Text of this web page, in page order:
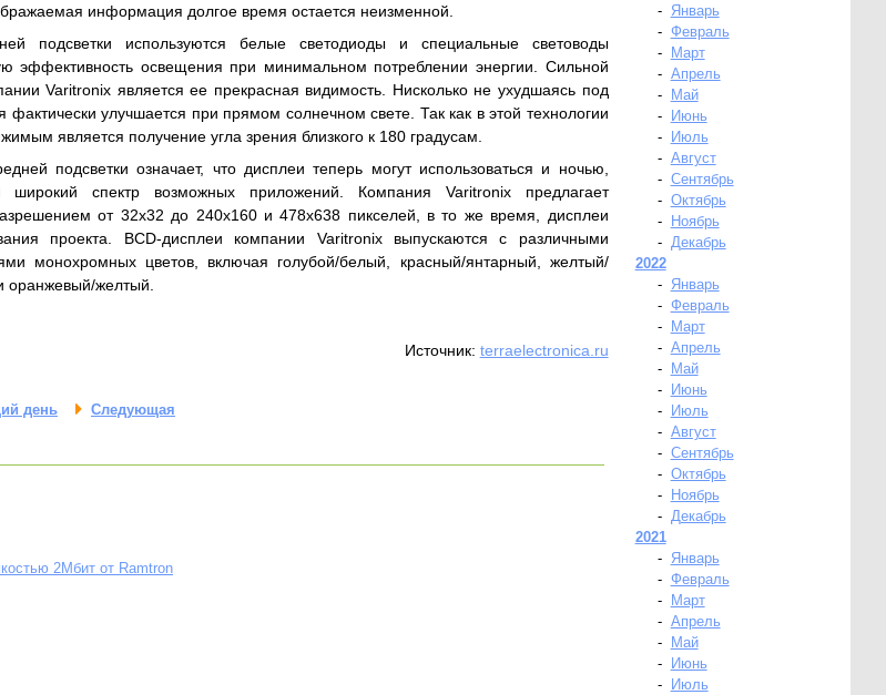
информация долгое время остается неизменной.
подсветки используются белые светодиоды и специальные световоды
эффективность освещения при минимальном потреблении энергии. Сильной
Varitronix является ее прекрасная видимость. Нисколько не ухудшаясь под
фактически улучшается при прямом солнечном свете. Так как в этой технологии
является получение угла зрения близкого к 180 градусам.
подсветки означает, что дисплеи теперь могут использоваться и ночью,
спектр возможных приложений. Компания Varitronix предлагает
от 32x32 до 240x160 и 478x638 пикселей, в то же время, дисплеи
проекта. BCD-дисплеи компании Varitronix выпускаются с различными
монохромных цветов, включая голубой/белый, красный/янтарный, желтый/
оранжевый/желтый.
Источник: terraelectronica.ru
день Следующая
2Мбит от Ramtron
-
Январь
- Февраль
-
Март
- Апрель
-
Май
-
Июнь
-
Июль
- Август
- Сентябрь
- Октябрь
-
Ноябрь
- Декабрь
2022
-
Январь
- Февраль
-
Март
- Апрель
-
Май
-
Июнь
-
Июль
- Август
- Сентябрь
- Октябрь
-
Ноябрь
- Декабрь
2021
-
Январь
- Февраль
-
Март
- Апрель
-
Май
-
Июнь
-
Июль